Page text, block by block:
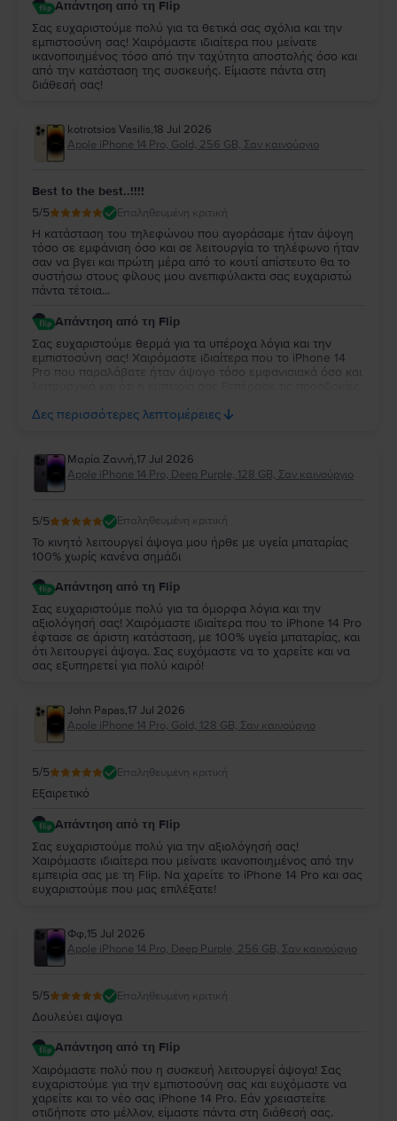
Απάντηση από τη Flip
Σας ευχαριστούμε πολύ για τα θετικά σας σχόλια και την
εμπιστοσύνη σας! Χαιρόμαστε ιδιαίτερα που μείνατε
ικανοποιημένος τόσο από την ταχύτητα αποστολής όσο και
από την κατάσταση της συσκευής. Είμαστε πάντα στη
διάθεσή σας!
kotrotsios Vasilis,18 Jul 2026
Apple iPhone 14 Pro, Gold, 256 GB, Σαν καινούργιο
Best to the best..!!!!
5/5 Επαληθευμένη κριτική
Η κατάσταση του τηλεφώνου που αγοράσαμε ήταν άψογη
τόσο σε εμφάνιση όσο και σε λειτουργία το τηλέφωνο ήταν
σαν να βγει και πρώτη μέρα από το κουτί απίστευτο θα το
συστήσω στους φίλους μου ανεπιφύλακτα σας ευχαριστώ
πάντα τέτοια...
Απάντηση από τη Flip
Σας ευχαριστούμε θερμά για τα υπέροχα λόγια και την
εμπιστοσύνη σας! Χαιρόμαστε ιδιαίτερα που το iPhone 14
Pro που παραλάβατε ήταν άψογο τόσο εμφανισιακά όσο και
το χαρείτε για πολλά χρόνια!
Δες περισσότερες λεπτομέρειες
Μαρία Ζαννή,17 Jul 2026
Apple iPhone 14 Pro, Deep Purple, 128 GB, Σαν καινούργιο
5/5 Επαληθευμένη κριτική
Το κινητό λειτουργεί άψογα μου ήρθε με υγεία μπαταρίας
100% χωρίς κανένα σημάδι
Απάντηση από τη Flip
Σας ευχαριστούμε πολύ για τα όμορφα λόγια και την
αξιολόγησή σας! Χαιρόμαστε ιδιαίτερα που το iPhone 14 Pro
έφτασε σε άριστη κατάσταση, με 100% υγεία μπαταρίας, και
ότι λειτουργεί άψογα. Σας ευχόμαστε να το χαρείτε και να
σας εξυπηρετεί για πολύ καιρό!
John Papas,17 Jul 2026
Apple iPhone 14 Pro, Gold, 128 GB, Σαν καινούργιο
5/5 Επαληθευμένη κριτική
Εξαιρετικό
Απάντηση από τη Flip
Σας ευχαριστούμε πολύ για την αξιολόγησή σας!
Χαιρόμαστε ιδιαίτερα που μείνατε ικανοποιημένος από την
εμπειρία σας με τη Flip. Να χαρείτε το iPhone 14 Pro και σας
ευχαριστούμε που μας επιλέξατε!
Φφ,15 Jul 2026
Apple iPhone 14 Pro, Deep Purple, 256 GB, Σαν καινούργιο
5/5 Επαληθευμένη κριτική
Δουλεύει αψογα
Απάντηση από τη Flip
Χαιρόμαστε πολύ που η συσκευή λειτουργεί άψογα! Σας
ευχαριστούμε για την εμπιστοσύνη σας και ευχόμαστε να
χαρείτε και το νέο σας iPhone 14 Pro. Εάν χρειαστείτε
οτιδήποτε στο μέλλον, είμαστε πάντα στη διάθεσή σας.